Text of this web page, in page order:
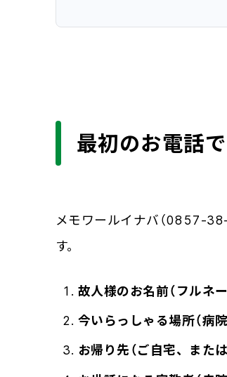
最初のお電話
メモワールイナバ（0857-
す。
故人様のお名前（フルネー
今いらっしゃる場所（病
お帰り先（ご自宅、また